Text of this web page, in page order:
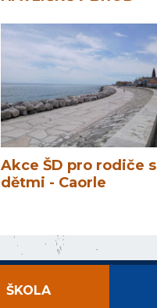
Akce ŠD pro rodiče s
dětmi - Caorle
ŠKOLA